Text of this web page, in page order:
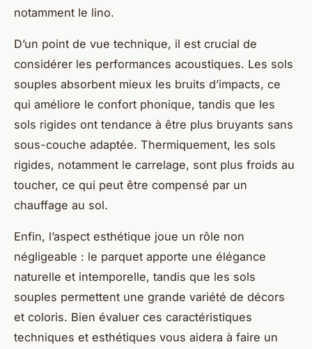
notamment le lino.
D’un point de vue technique, il est crucial de
considérer les performances acoustiques. Les sols
souples absorbent mieux les bruits d’impacts, ce
qui améliore le confort phonique, tandis que les
sols rigides ont tendance à être plus bruyants sans
sous-couche adaptée. Thermiquement, les sols
rigides, notamment le carrelage, sont plus froids au
toucher, ce qui peut être compensé par un
chauffage au sol.
Enfin, l’aspect esthétique joue un rôle non
négligeable : le parquet apporte une élégance
naturelle et intemporelle, tandis que les sols
souples permettent une grande variété de décors
et coloris. Bien évaluer ces caractéristiques
techniques et esthétiques vous aidera à faire un